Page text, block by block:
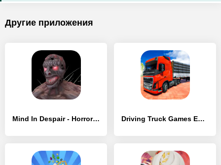
Другие приложения
Mind In Despair - Horror Game - [Взлом/МОД Бесконечные деньги] Driving Truck Games Euro Truck - [Взлом/МОД Бесконечные деньги]